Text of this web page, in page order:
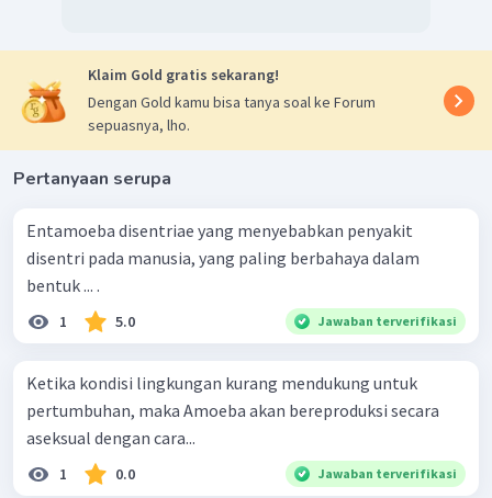
Klaim Gold gratis sekarang!
Dengan Gold kamu bisa tanya soal ke Forum
sepuasnya, lho.
Pertanyaan serupa
Entamoeba disentriae yang menyebabkan penyakit
disentri pada manusia, yang paling berbahaya dalam
bentuk ... .
1 5.0 Jawaban terverifikasi
Ketika kondisi lingkungan kurang mendukung untuk
pertumbuhan, maka Amoeba akan bereproduksi secara
aseksual dengan cara...
1 0.0 Jawaban terverifikasi